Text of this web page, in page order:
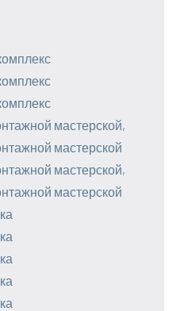
мастерской,
мастерской
мастерской,
мастерской